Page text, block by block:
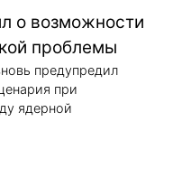
о возможности
проблемы
предупредил
при
ядерной